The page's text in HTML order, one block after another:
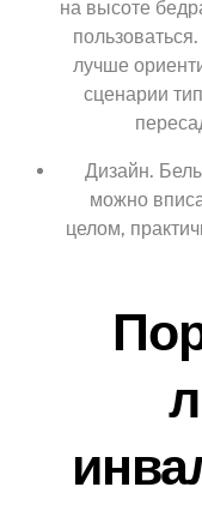
на высоте
лучше
сценарии
Дизайн.
можно
целом,